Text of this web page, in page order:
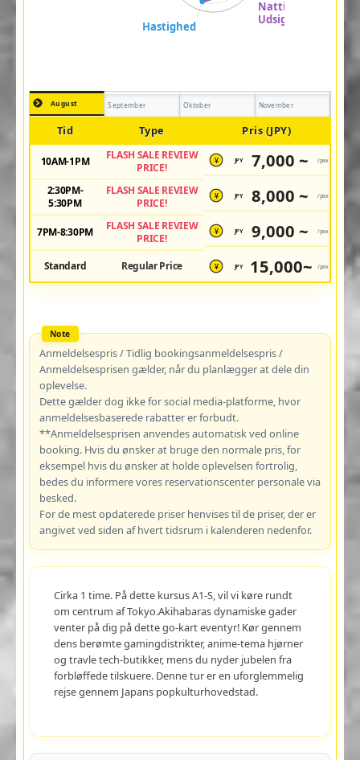
August September Oktober November
Tid Type Pris (JPY)
10AM-1PM
FLASH SALE REVIEW
PRICE!
¥ JPY 7,000 ~ /pax
2:30PM-
5:30PM
FLASH SALE REVIEW
PRICE!
¥ JPY 8,000 ~ /pax
7PM-8:30PM
FLASH SALE REVIEW
PRICE!
¥ JPY 9,000 ~ /pax
Standard Regular Price ¥ JPY 15,000~ /pax
Anmeldelsespris / Tidlig bookingsanmeldelsespris /
Anmeldelsesprisen gælder, når du planlægger at dele din
oplevelse.
Dette gælder dog ikke for social media-platforme, hvor
anmeldelsesbaserede rabatter er forbudt.
**Anmeldelsesprisen anvendes automatisk ved online
booking. Hvis du ønsker at bruge den normale pris, for
eksempel hvis du ønsker at holde oplevelsen fortrolig,
bedes du informere vores reservationscenter personale via
besked.
For de mest opdaterede priser henvises til de priser, der er
angivet ved siden af hvert tidsrum i kalenderen nedenfor.
Cirka 1 time. På dette kursus A1-S, vil vi køre rundt
om centrum af Tokyo.Akihabaras dynamiske gader
venter på dig på dette go-kart eventyr! Kør gennem
dens berømte gamingdistrikter, anime-tema hjørner
og travle tech-butikker, mens du nyder jubelen fra
forbløffede tilskuere. Denne tur er en uforglemmelig
rejse gennem Japans popkulturhovedstad.